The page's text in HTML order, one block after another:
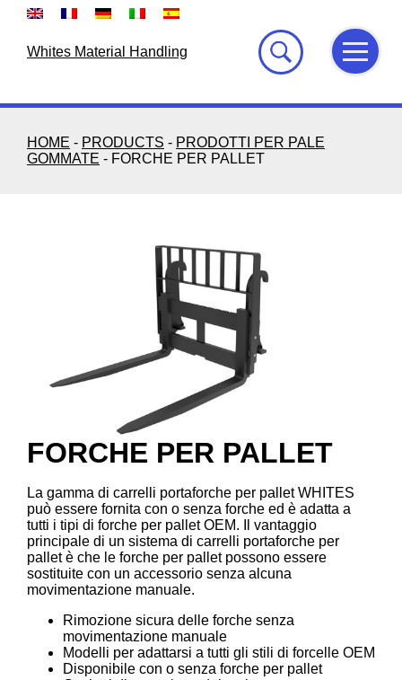
Skip
Whites Material Handling
HOME - PRODUCTS - PRODOTTI PER PALE
GOMMATE - FORCHE PER PALLET
FORCHE PER PALLET
La gamma di carrelli portaforche per pallet WHITES
può essere fornita con o senza forche ed è adatta a
tutti i tipi di forche per pallet OEM. Il vantaggio
principale di un sistema di carrelli portaforche per
pallet è che le forche per pallet possono essere
sostituite con un accessorio senza alcuna
movimentazione manuale.
Rimozione sicura delle forche senza
movimentazione manuale
Modelli per adattarsi a tutti gli stili di forcelle OEM
Disponibile con o senza forche per pallet